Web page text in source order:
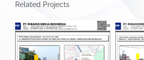
Related Projects